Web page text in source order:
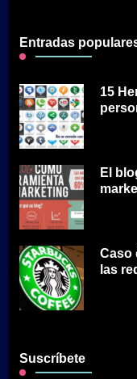
Entradas
15
El
Caso
las
Suscríbete